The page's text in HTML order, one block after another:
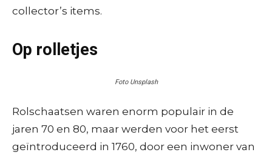
collector’s items.
Op rolletjes
Foto Unsplash
Rolschaatsen waren enorm populair in de
jaren 70 en 80, maar werden voor het eerst
geïntroduceerd in 1760, door een inwoner van